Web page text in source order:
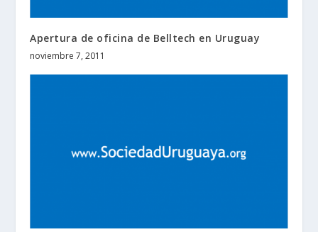
Apertura de oficina de Belltech en Uruguay
noviembre 7, 2011